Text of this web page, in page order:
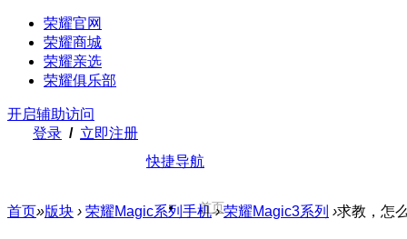
荣耀官网
荣耀商城
荣耀亲选
荣耀俱乐部
开启辅助访问
登录 / 立即注册
快捷导航
首页
首页»版块 › 荣耀Magic系列手机 › 荣耀Magic3系列 ›求教，怎